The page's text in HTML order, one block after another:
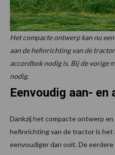
Het compacte ontwerp kan nu
aan de hefinrichting van de
accordbok nodig is. Bij de vorige
nodig.
Eenvoudig aan- en
Dankzij het compacte ontwerp
hefinrichting van de tractor is het
eenvoudiger dan ooit. De